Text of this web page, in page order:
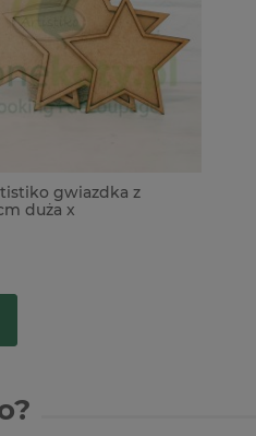
gwiazdka z
duża x